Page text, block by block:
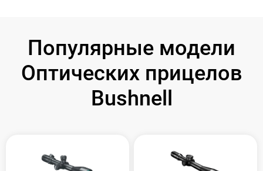
Популярные модели
Оптических прицелов
Bushnell